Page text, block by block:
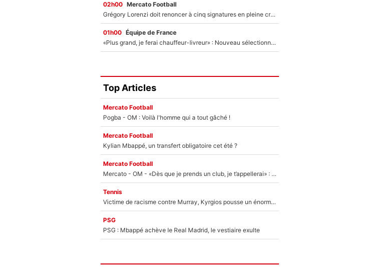
02h00 Mercato Football
Grégory Lorenzi doit renoncer à cinq signatures en pleine crise financière : L’IA propose sept noms à l’OM pour un mercato réussi... à seulement 5M€ !
01h00 Équipe de France
«Plus grand, je ferai chauffeur-livreur» : Nouveau sélectionneur des Bleus, Zinédine Zidane s’était imaginé un avenir très différent lorsqu'il était enfant
Top Articles
Mercato Football
Pogba - OM : Voilà l'homme qui a tout gâché !
Mercato Football
Kylian Mbappé, un transfert obligatoire cet été ?
Mercato Football
Mercato - OM - «Dès que je prends un club, je t’appellerai» : La promesse de Marcelino au moment de claquer la porte
Tennis
Victime de racisme contre Murray, Kyrgios pousse un énorme coup de gueule !
PSG
PSG : Mbappé achève le Real Madrid, le vestiaire exulte